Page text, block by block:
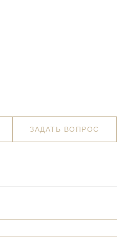
ЗАДАТЬ ВОПРОС